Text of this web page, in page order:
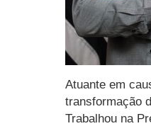
Atuante em
transformação
Trabalhou na